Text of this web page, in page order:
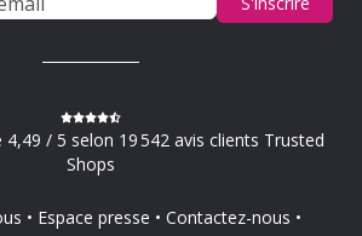
/ 5 selon 19 542 avis clients Trusted
Shops
Espace presse
Contactez-nous